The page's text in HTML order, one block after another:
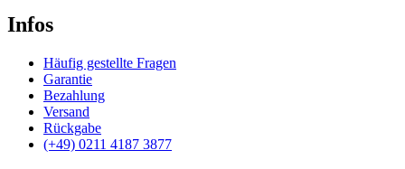
Infos
Häufig gestellte Fragen
Garantie
Bezahlung
Versand
Rückgabe
(+49) 0211 4187 3877